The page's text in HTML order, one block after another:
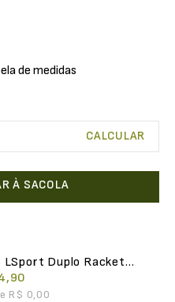
de medidas
À SACOLA
LSport Duplo Racket
R$ 0,00